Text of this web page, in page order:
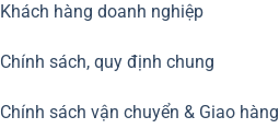
Khách hàng doanh nghiệp
Chính sách, quy định chung
Chính sách vận chuyển & Giao hàng